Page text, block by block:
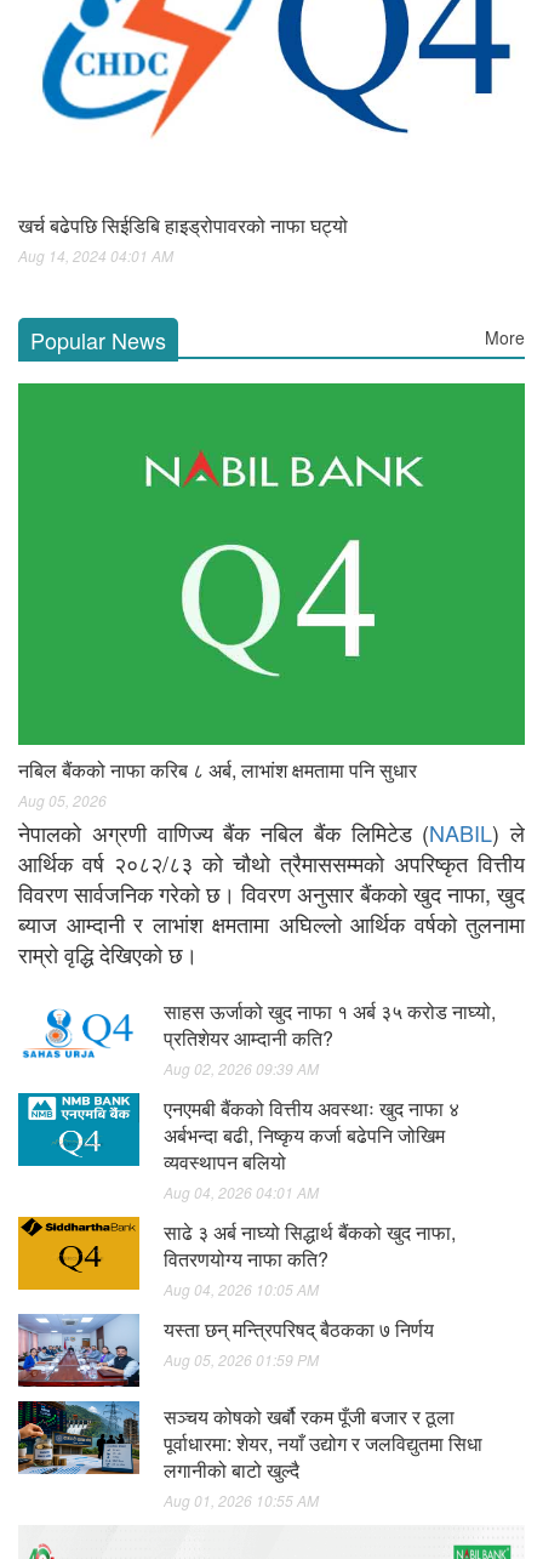
खर्च बढेपछि सिईडिबि हाइड्रोपावरको नाफा घट्यो
Aug 14, 2024 04:01 AM
Popular News More
नबिल बैंकको नाफा करिब ८ अर्ब, लाभांश क्षमतामा पनि सुधार
Aug 05, 2026
नेपालको अग्रणी वाणिज्य बैंक नबिल बैंक लिमिटेड (NABIL) ले
आर्थिक वर्ष २०८२/८३ को चौथो त्रैमाससम्मको अपरिष्कृत वित्तीय
विवरण सार्वजनिक गरेको छ। विवरण अनुसार बैंकको खुद नाफा, खुद
ब्याज आम्दानी र लाभांश क्षमतामा अघिल्लो आर्थिक वर्षको तुलनामा
राम्रो वृद्धि देखिएको छ।
साहस ऊर्जाको खुद नाफा १ अर्ब ३५ करोड नाघ्यो,
प्रतिशेयर आम्दानी कति?
Aug 02, 2026 09:39 AM
एनएमबी बैंकको वित्तीय अवस्थाः खुद नाफा ४
अर्बभन्दा बढी, निष्कृय कर्जा बढेपनि जोखिम
व्यवस्थापन बलियो
Aug 04, 2026 04:01 AM
साढे ३ अर्ब नाघ्यो सिद्धार्थ बैंकको खुद नाफा,
वितरणयोग्य नाफा कति?
Aug 04, 2026 10:05 AM
यस्ता छन् मन्त्रिपरिषद् बैठकका ७ निर्णय
Aug 05, 2026 01:59 PM
सञ्चय कोषको खर्बौ रकम पूँजी बजार र ठूला
पूर्वाधारमा: शेयर, नयाँ उद्योग र जलविद्युतमा सिधा
लगानीको बाटो खुल्दै
Aug 01, 2026 10:55 AM